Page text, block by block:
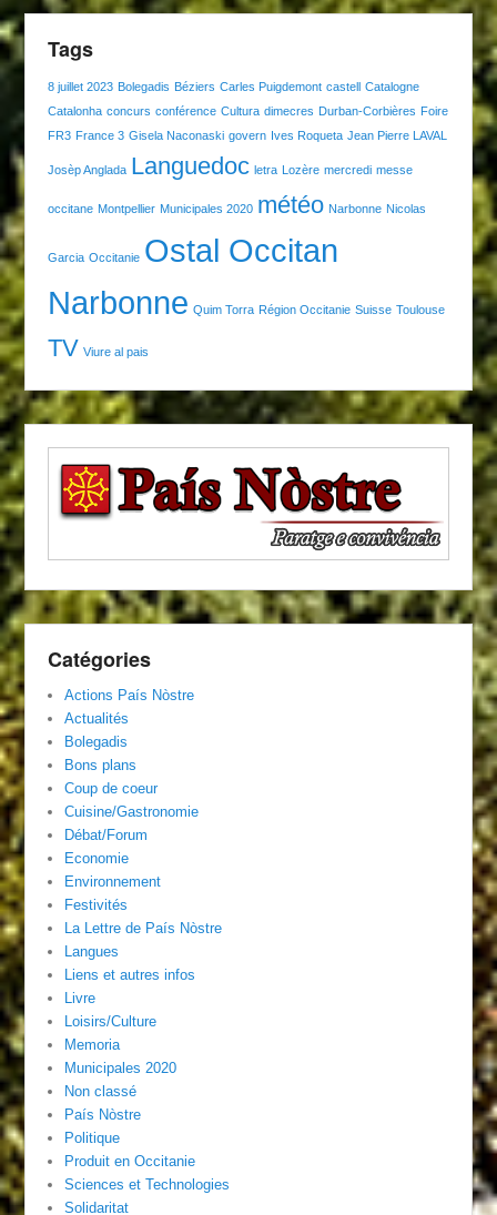
Tags
8 juillet 2023 Bolegadis Béziers Carles Puigdemont castell
Catalogne
Catalonha concurs conférence Cultura dimecres Durban-Corbières Foire
FR3 France 3 Gisela Naconaski govern Ives Roqueta Jean Pierre LAVAL
Josèp Anglada Languedoc letra Lozère mercredi messe
occitane Montpellier Municipales 2020 météo Narbonne Nicolas
Garcia Occitanie Ostal Occitan
Narbonne Quim Torra Région Occitanie Suisse Toulouse
TV Viure al pais
Catégories
Actions País Nòstre
Actualités
Bolegadis
Bons plans
Coup de coeur
Cuisine/Gastronomie
Débat/Forum
Economie
Environnement
Festivités
La Lettre de País Nòstre
Langues
Liens et autres infos
Livre
Loisirs/Culture
Memoria
Municipales 2020
Non classé
País Nòstre
Politique
Produit en Occitanie
Sciences et Technologies
Solidaritat